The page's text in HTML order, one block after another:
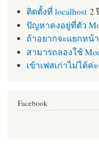
ติดตั้งที่ localhost 2
ปัญหาคงอยู่ที่ตัว
ถ้าอยากจะแยกหน้า
สามารถลองใช้
เข้าเฟสเก่าไม่ได้ค่
Facebook